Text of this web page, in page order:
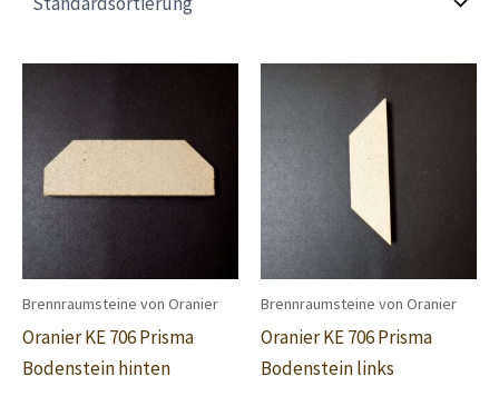
Brennraumsteine von Oranier
Oranier KE 706 Prisma
Bodenstein hinten
Brennraumsteine von Oranier
Oranier KE 706 Prisma
Bodenstein links